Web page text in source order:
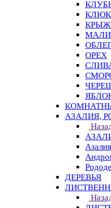
ОРЕХ
АЗАЛИЯ,
Азалия
ДЕРЕВЬЯ